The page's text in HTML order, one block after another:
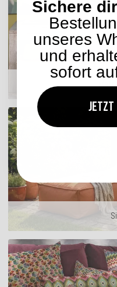
Sichere
unseres
und
sofort
Jetzt